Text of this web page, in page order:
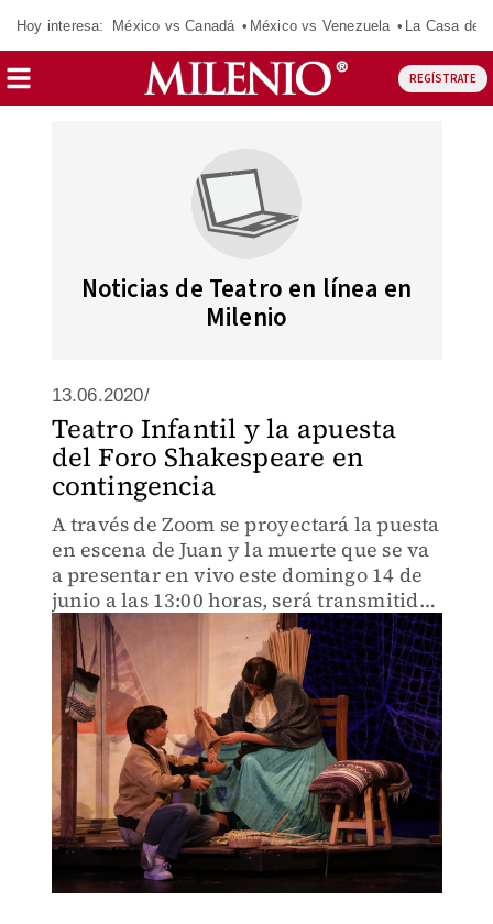
Hoy interesa: México vs Canadá México vs Venezuela La Casa de
REGÍSTRATE
Noticias de Teatro en línea en
Milenio
13.06.2020/
Teatro Infantil y la apuesta
del Foro Shakespeare en
contingencia
A través de Zoom se proyectará la puesta
en escena de Juan y la muerte que se va
a presentar en vivo este domingo 14 de
junio a las 13:00 horas, será transmitida
vía online y tendrá un costo de 80 pesos
por pantalla